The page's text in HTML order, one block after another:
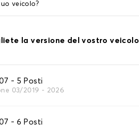
veicolo?
la versione del vostro veicolo
- 5 Posti
03/2019 - 2026
- 6 Posti
adatte alle tue necessità